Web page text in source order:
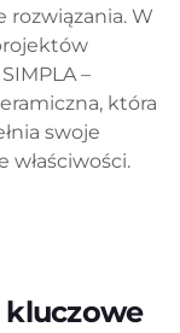
rozwiązania. W
–
która
swoje
właściwości.
kluczowe